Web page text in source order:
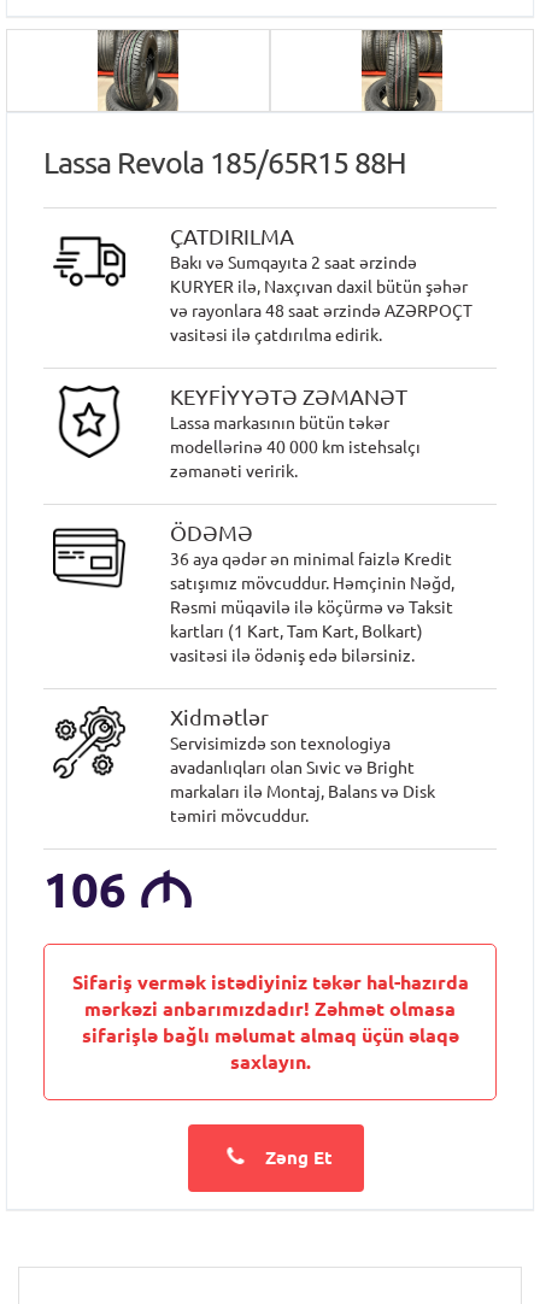
Lassa Revola 185/65R15 88H
ÇATDIRILMA
Bakı və Sumqayıta 2 saat ərzində
KURYER ilə, Naxçıvan daxil bütün şəhər
və rayonlara 48 saat ərzində AZƏRPOÇT
vasitəsi ilə çatdırılma edirik.
KEYFİYYƏTƏ ZƏMANƏT
Lassa markasının bütün təkər
modellərinə 40 000 km istehsalçı
zəmanəti veririk.
ÖDƏMƏ
36 aya qədər ən minimal faizlə Kredit
satışımız mövcuddur. Həmçinin Nəğd,
Rəsmi müqavilə ilə köçürmə və Taksit
kartları (1 Kart, Tam Kart, Bolkart)
vasitəsi ilə ödəniş edə bilərsiniz.
Xidmətlər
Servisimizdə son texnologiya
avadanlıqları olan Sıvic və Bright
markaları ilə Montaj, Balans və Disk
təmiri mövcuddur.
106 M
Sifariş vermək istədiyiniz təkər hal-hazırda
mərkəzi anbarımızdadır! Zəhmət olmasa
sifarişlə bağlı məlumat almaq üçün əlaqə
saxlayın.
Zəng Et